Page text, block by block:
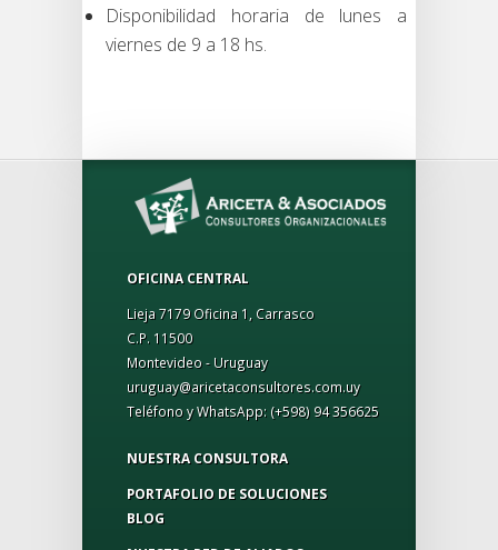
Disponibilidad horaria de lunes a
viernes de 9 a 18 hs.
OFICINA CENTRAL
Lieja 7179 Oficina 1, Carrasco
C.P. 11500
Montevideo - Uruguay
uruguay@aricetaconsultores.com.uy
Teléfono y WhatsApp: (+598) 94 356625
NUESTRA CONSULTORA
PORTAFOLIO DE SOLUCIONES
BLOG